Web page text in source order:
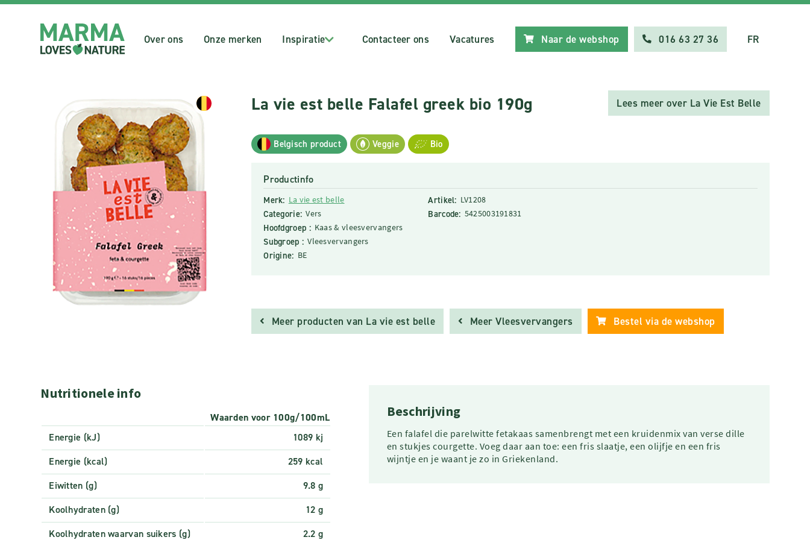
Over ons Onze merken Inspiratie Contacteer ons Vacatures Naar de webshop 016 63 27 36 FR
La vie est belle Falafel greek bio 190g Lees meer over La Vie Est Belle
Belgisch product Veggie Bio
Productinfo
Merk: La vie est belle
Categorie: Vers
Hoofdgroep : Kaas & vleesvervangers
Subgroep : Vleesvervangers
Origine: BE
Artikel: LV1208
Barcode: 5425003191831
Meer producten van La vie est belle Meer Vleesvervangers Bestel via de webshop
Nutritionele info
Waarden voor 100g/100mL
Energie (kJ)
1089 kj
Energie (kcal)
259 kcal
Eiwitten (g)
9.8 g
Koolhydraten (g)
12 g
Koolhydraten waarvan suikers (g)
2.2 g
Beschrijving
Een falafel die parelwitte fetakaas samenbrengt met een kruidenmix van verse dille
en stukjes courgette. Voeg daar aan toe: een fris slaatje, een olijfje en een fris
wijntje en je waant je zo in Griekenland.